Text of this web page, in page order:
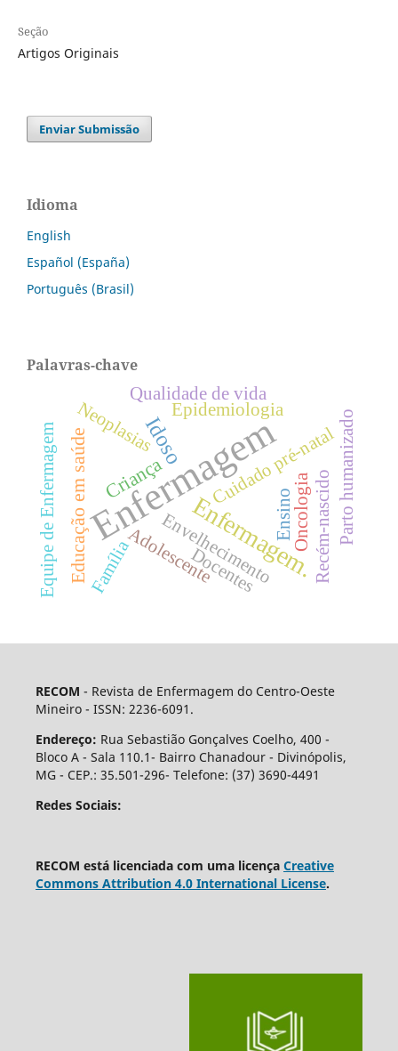
Seção
Artigos Originais
Enviar Submissão
Idioma
English
Español (España)
Português (Brasil)
Palavras-chave
Enfermagem
Enfermagem.
Idoso
Criança
Educação em saúde Cuidado pré-natal
Envelhecimento
Adolescente
Família
Equipe de Enfermagem Ensino
Epidemiologia
Recém-nascido
Neoplasias
Qualidade de vida
Parto humanizado
Oncologia
Docentes
RECOM - Revista de Enfermagem do Centro-Oeste
Mineiro - ISSN: 2236-6091.
Endereço: Rua Sebastião Gonçalves Coelho, 400 -
Bloco A - Sala 110.1- Bairro Chanadour - Divinópolis,
MG - CEP.: 35.501-296- Telefone: (37) 3690-4491
Redes Sociais:
RECOM está licenciada com uma licença Creative
Commons Attribution 4.0 International License.